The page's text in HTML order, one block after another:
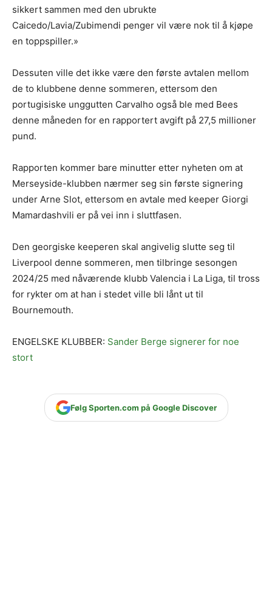
sikkert sammen med den ubrukte
Caicedo/Lavia/Zubimendi penger vil være nok til å kjøpe
en toppspiller.»
Dessuten ville det ikke være den første avtalen mellom
de to klubbene denne sommeren, ettersom den
portugisiske unggutten Carvalho også ble med Bees
denne måneden for en rapportert avgift på 27,5 millioner
pund.
Rapporten kommer bare minutter etter nyheten om at
Merseyside-klubben nærmer seg sin første signering
under Arne Slot, ettersom en avtale med keeper Giorgi
Mamardashvili er på vei inn i sluttfasen.
Den georgiske keeperen skal angivelig slutte seg til
Liverpool denne sommeren, men tilbringe sesongen
2024/25 med nåværende klubb Valencia i La Liga, til tross
for rykter om at han i stedet ville bli lånt ut til
Bournemouth.
ENGELSKE KLUBBER: Sander Berge signerer for noe
stort
Følg Sporten.com på Google Discover